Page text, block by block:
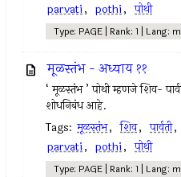
parvati, pothi, पोथी
Type: PAGE | Rank: 1 | Lang:
मूळस्तंभ - अध्याय ११
‘ मूळस्तंभ ’ पोथी म्हणजे शिव-
शोधनिबंध आहे.
Tags: मूळस्तंभ, शिव, पार्वती,
parvati, pothi, पोथी
Type: PAGE | Rank: 1 | Lang: